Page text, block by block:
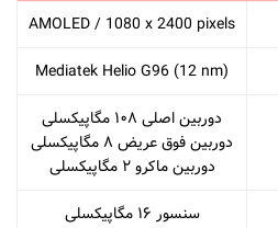
AMOLED / 1080 x 2400 pixels
Mediatek Helio G96 (12 nm)
دوربین اصلی ۱۰۸ مگاپیکسلی
دوربین فوق عریض ۸ مگاپیکسلی
دوربین ماکرو ۲ مگاپیکسلی
سنسور ۱۶ مگاپیکسلی